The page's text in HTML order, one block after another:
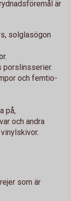
är
solglasögon
porslinsserier.
och femtio-
på,
och andra
som är